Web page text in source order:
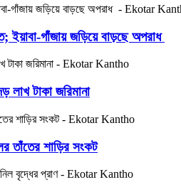
ইয়াবা-গাঁজায় জড়িয়ে বাড়ছে অপরাধ
লাখ টাকা জরিমানা
তাঁতের শাড়ির সংকট